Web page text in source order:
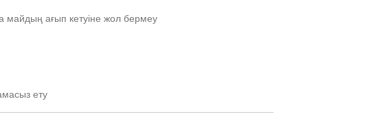
майдың ағып кетуіне жол бермеу
ету